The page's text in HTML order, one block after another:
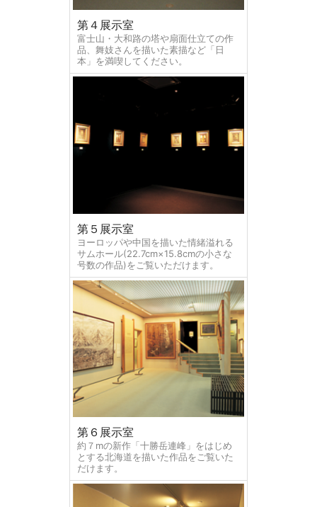
第４展示室
富士山・大和路の塔や扇面仕立ての作
品、舞妓さんを描いた素描など「日
本」を満喫してください。
第５展示室
ヨーロッパや中国を描いた情緒溢れる
サムホール(22.7cm×15.8cmの小さな
号数の作品)をご覧いただけます。
第６展示室
約７mの新作「十勝岳連峰」をはじめ
とする北海道を描いた作品をご覧いた
だけます。